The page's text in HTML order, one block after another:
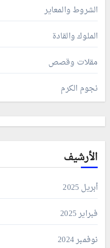
الشروط والمعاير
الملوك والقادة
مقلات وقصص
نجوم الكرم
الأرشيف
أبريل 2025
فبراير 2025
نوفمبر 2024